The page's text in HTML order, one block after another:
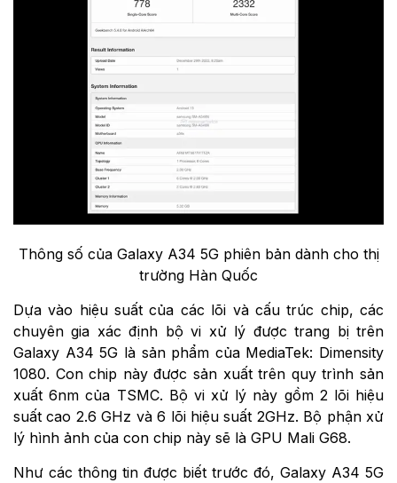
Thông số của Galaxy A34 5G phiên bản dành cho thị
trường Hàn Quốc
Dựa vào hiệu suất của các lõi và cấu trúc chip, các
chuyên gia xác định bộ vi xử lý được trang bị trên
Galaxy A34 5G là sản phẩm của MediaTek: Dimensity
1080. Con chip này được sản xuất trên quy trình sản
xuất 6nm của TSMC. Bộ vi xử lý này gồm 2 lõi hiệu
suất cao 2.6 GHz và 6 lõi hiệu suất 2GHz. Bộ phận xử
lý hình ảnh của con chip này sẽ là GPU Mali G68.
Như các thông tin được biết trước đó, Galaxy A34 5G